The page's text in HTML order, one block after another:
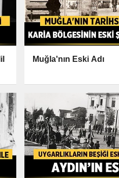
Muğla'nın Eski Adı